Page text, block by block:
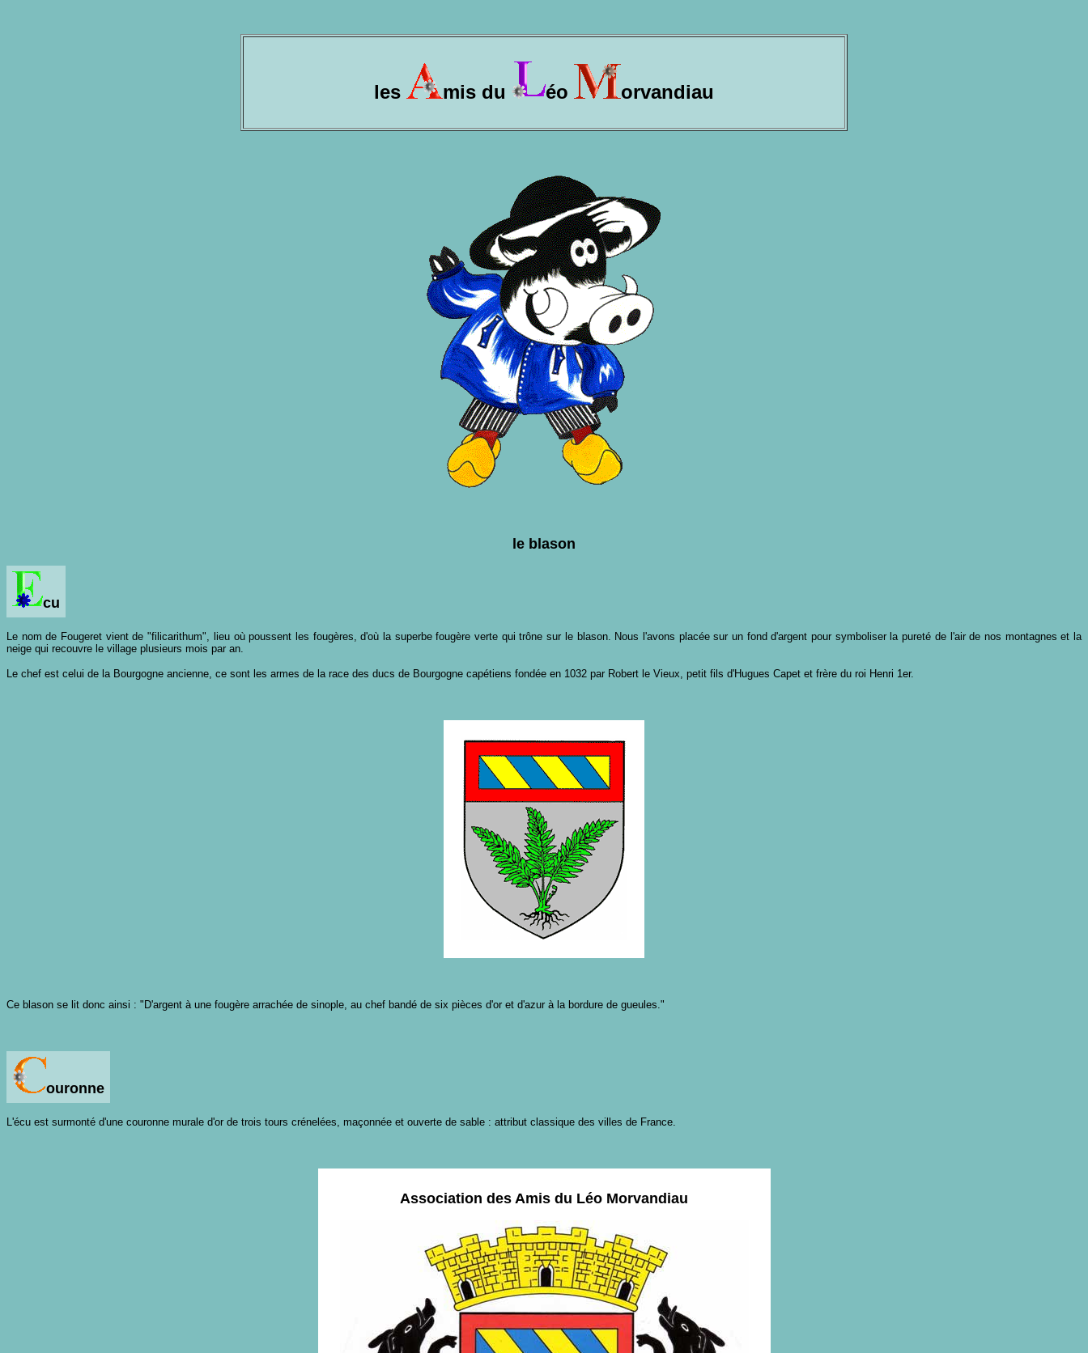
les mis du éo orvandiau
le blason
cu
Le nom de Fougeret vient de "filicarithum", lieu où poussent les fougères, d'où la superbe fougère verte qui trône sur le blason. Nous l'avons placée sur un fond d'argent pour symboliser la pureté de l'air de nos montagnes et la
neige qui recouvre le village plusieurs mois par an.
Le chef est celui de la Bourgogne ancienne, ce sont les armes de la race des ducs de Bourgogne capétiens fondée en 1032 par Robert le Vieux, petit fils d'Hugues Capet et frère du roi Henri 1er.
Ce blason se lit donc ainsi : "D'argent à une fougère arrachée de sinople, au chef bandé de six pièces d'or et d'azur à la bordure de gueules."
ouronne
L'écu est surmonté d'une couronne murale d'or de trois tours crénelées, maçonnée et ouverte de sable : attribut classique des villes de France.
Association des Amis du Léo Morvandiau